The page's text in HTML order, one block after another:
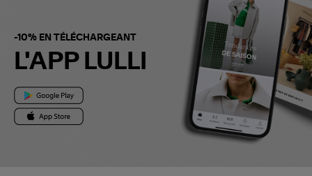
-10% EN TÉLÉCHARGEANT
L'APP LULLI